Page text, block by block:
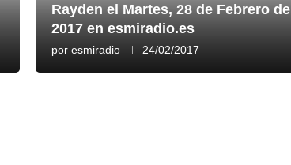
Rayden el Martes, 28 de Febrero de
2017 en esmiradio.es
por esmiradio 24/02/2017